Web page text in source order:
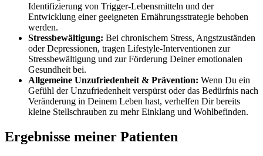
Identifizierung von Trigger-Lebensmitteln und der
Entwicklung einer geeigneten Ernährungsstrategie behoben
werden.
Stressbewältigung: Bei chronischem Stress, Angstzuständen
oder Depressionen, tragen Lifestyle-Interventionen zur
Stressbewältigung und zur Förderung Deiner emotionalen
Gesundheit bei.
Allgemeine Unzufriedenheit & Prävention: Wenn Du ein
Gefühl der Unzufriedenheit verspürst oder das Bedürfnis nach
Veränderung in Deinem Leben hast, verhelfen Dir bereits
kleine Stellschrauben zu mehr Einklang und Wohlbefinden.
Ergebnisse meiner Patienten